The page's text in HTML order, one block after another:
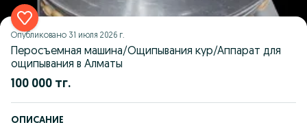
Опубликовано 31 июля 2026 г.
Перосъемная машина/Ощипывания кур/Аппарат для
ощипывания в Алматы
100 000 тг.
ОПИСАНИЕ